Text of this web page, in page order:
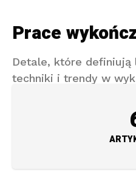
Prace
Detale, które definiują
techniki i trendy w